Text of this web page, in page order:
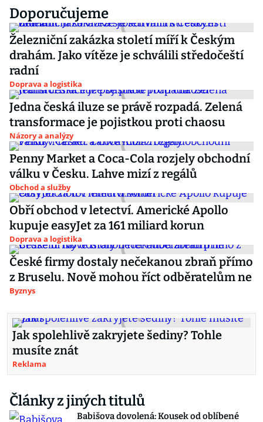
Doporučujeme
Železniční zakázka století míří k Českým
drahám. Jako vítěze je schválili středočeští
radní
Doprava a logistika
Jedna česká iluze se právě rozpadá. Zelená
transformace je pojistkou proti chaosu
Názory a analýzy
Penny Market a Coca-Cola rozjely obchodní
válku v Česku. Lahve mizí z regálů
Obchod a služby
Obří obchod v letectví. Americké Apollo
kupuje easyJet za 161 miliard korun
Doprava a logistika
České firmy dostaly nečekanou zbraň přímo
z Bruselu. Nově mohou říct odběratelům ne
Byznys
Jak spolehlivě zakryjete šediny? Tohle
musíte znát
Reklama
Články z jiných titulů
Babišova dovolená: Kousek od oblíbené